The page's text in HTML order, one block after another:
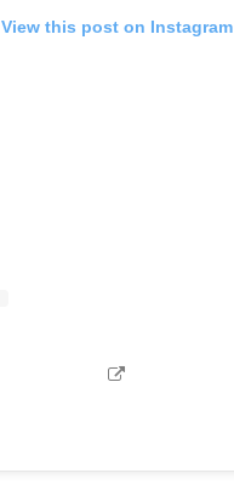
View this post on Instagram